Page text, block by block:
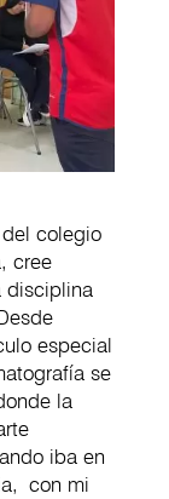
colegio
cree
disciplina
especial
se
la
iba en
con mi